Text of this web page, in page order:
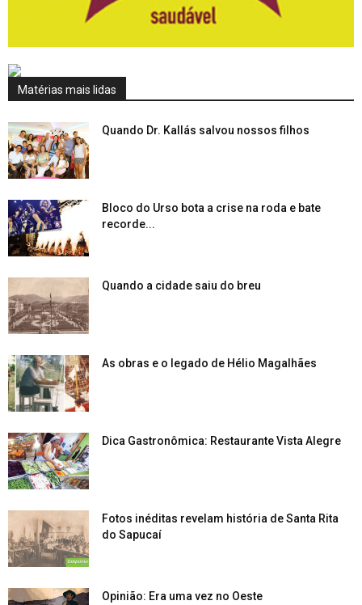
Matérias mais lidas
Quando Dr. Kallás salvou nossos filhos
Bloco do Urso bota a crise na roda e bate
recorde...
Quando a cidade saiu do breu
As obras e o legado de Hélio Magalhães
Dica Gastronômica: Restaurante Vista Alegre
Fotos inéditas revelam história de Santa Rita
do Sapucaí
Opinião: Era uma vez no Oeste